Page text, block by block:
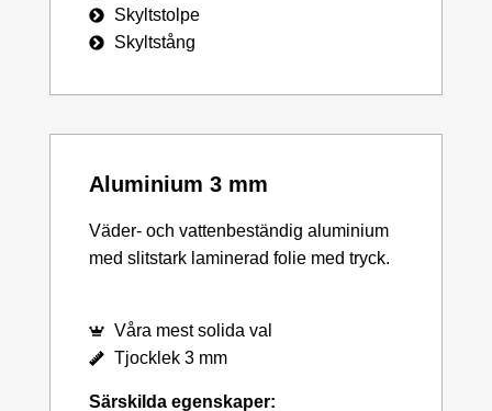
Skyltstolpe
Skyltstång
Aluminium 3 mm
Väder- och vattenbeständig aluminium
med slitstark laminerad folie med tryck.
Våra mest solida val
Tjocklek 3 mm
Särskilda egenskaper: